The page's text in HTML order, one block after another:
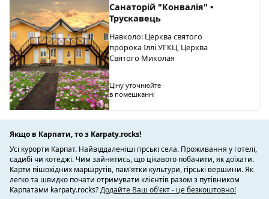
Санаторій "Конвалія" •
Трускавець
Навколо: Церква святого
пророка Іллі УГКЦ, Церква
Святого Миколая
Ціну уточнюйте
в помешканні
Якщо в Карпати, то з Karpaty.rocks!
Усі курорти Карпат. Найвіддаленіші гірські села. Проживання у готелі,
садибі чи котеджі. Чим зайнятись, що цікавого побачити, як доїхати.
Карти пішохідних маршрутів, пам'ятки культури, гірські вершини. Як
легко та швидко почати отримувати клієнтів разом з путівником
Карпатами karpaty.rocks?Додайте Ваш об'єкт - це безкоштовно!